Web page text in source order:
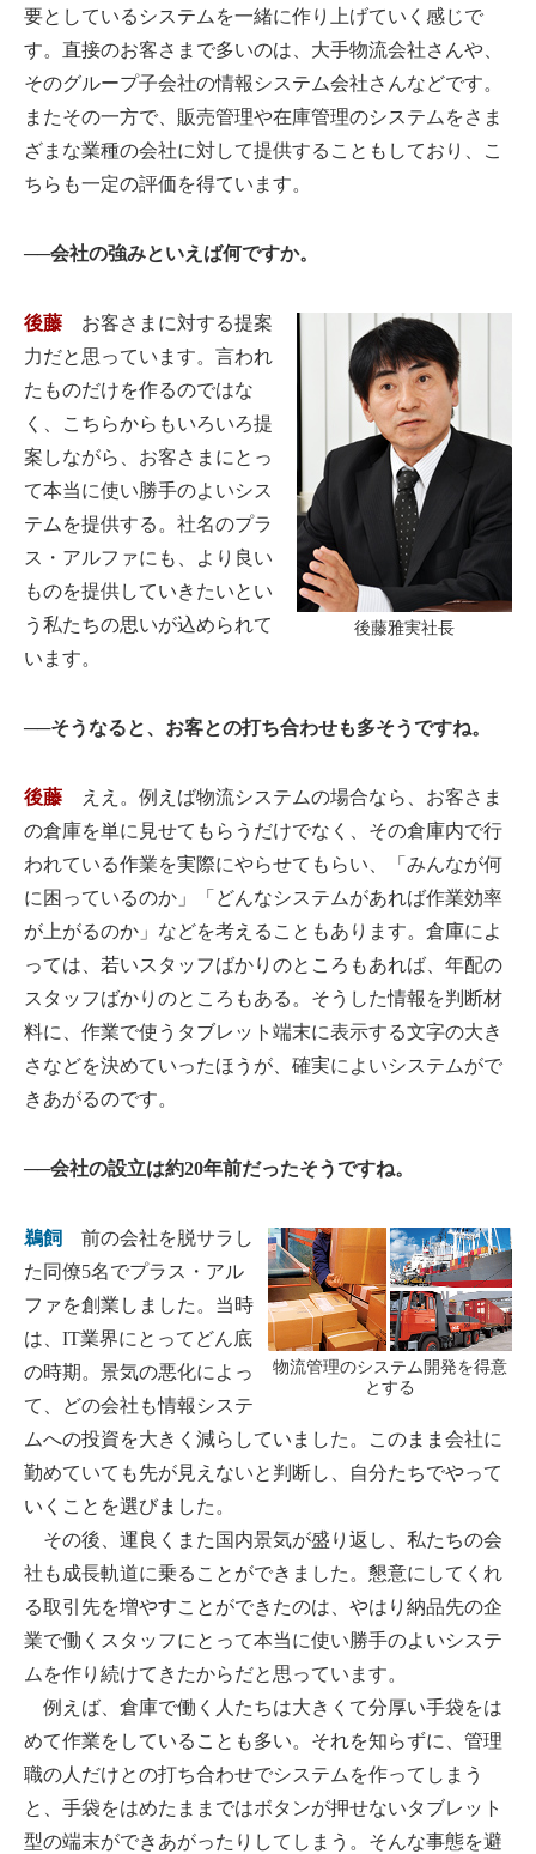
要としているシステムを一緒に作り上げていく感じで
す。直接のお客さまで多いのは、大手物流会社さんや、
そのグループ子会社の情報システム会社さんなどです。
またその一方で、販売管理や在庫管理のシステムをさま
ざまな業種の会社に対して提供することもしており、こ
ちらも一定の評価を得ています。
──会社の強みといえば何ですか。
後藤雅実社長
後藤 お客さまに対する提案
力だと思っています。言われ
たものだけを作るのではな
く、こちらからもいろいろ提
案しながら、お客さまにとっ
て本当に使い勝手のよいシス
テムを提供する。社名のプラ
ス・アルファにも、より良い
ものを提供していきたいとい
う私たちの思いが込められて
います。
──そうなると、お客との打ち合わせも多そうですね。
後藤 ええ。例えば物流システムの場合なら、お客さま
の倉庫を単に見せてもらうだけでなく、その倉庫内で行
われている作業を実際にやらせてもらい、「みんなが何
に困っているのか」「どんなシステムがあれば作業効率
が上がるのか」などを考えることもあります。倉庫によ
っては、若いスタッフばかりのところもあれば、年配の
スタッフばかりのところもある。そうした情報を判断材
料に、作業で使うタブレット端末に表示する文字の大き
さなどを決めていったほうが、確実によいシステムがで
きあがるのです。
──会社の設立は約20年前だったそうですね。
物流管理のシステム開発を得意
とする
鵜飼
前の会社を脱サラし
た同僚5名でプラス・アル
ファを創業しました。当時
は、IT業界にとってどん底
の時期。景気の悪化によっ
て、どの会社も情報システ
ムへの投資を大きく減らしていました。このまま会社に
勤めていても先が見えないと判断し、自分たちでやって
いくことを選びました。
その後、運良くまた国内景気が盛り返し、私たちの会
社も成長軌道に乗ることができました。懇意にしてくれ
る取引先を増やすことができたのは、やはり納品先の企
業で働くスタッフにとって本当に使い勝手のよいシステ
ムを作り続けてきたからだと思っています。
例えば、倉庫で働く人たちは大きくて分厚い手袋をは
めて作業をしていることも多い。それを知らずに、管理
職の人だけとの打ち合わせでシステムを作ってしまう
と、手袋をはめたままではボタンが押せないタブレット
型の端末ができあがったりしてしまう。そんな事態を避